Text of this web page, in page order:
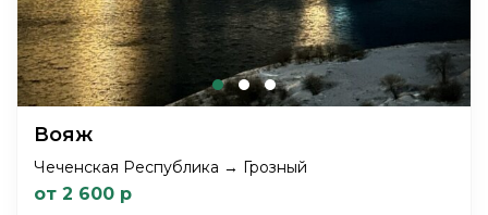
Вояж
Чеченская Республика → Грозный
от 2 600 р